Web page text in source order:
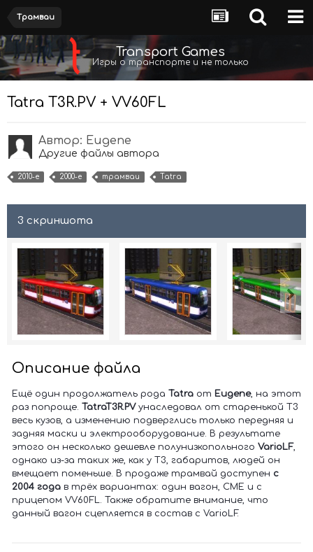
Трамваи
Transport Games
Игры о транспорте и не только
Tatra T3R.PV + VV60FL
Автор: Eugene
Другие файлы автора
2010-е 2000-е трамваи Tatra
3 скриншота
Описание файла
Ещё один продолжатель рода Tatra от Eugene, на этот
раз попроще.
TatraT3R.PVунаследовал от старенькой Т3
весь кузов, а изменению подверглись только передняя и
задняя маски и электрооборудование. В результате
этого он несколько дешевле полунизкопольного VarioLF,
однако из-за таких же, как у Т3, габаритов, людей он
вмещает поменьше. В продаже трамвай доступен с
2004 года в трёх вариантах: один вагон, СМЕ и с
прицепом VV60FL. Также обратите внимание, что
данный вагон сцепляется в состав с VarioLF.